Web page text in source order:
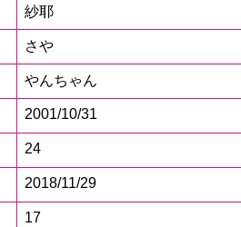
紗耶
さや
やんちゃん
2001/10/31
24
2018/11/29
17